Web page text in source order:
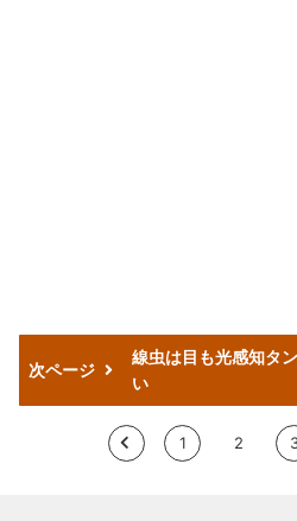
次ページ
線虫は目も光感知タ
い
< 1 2